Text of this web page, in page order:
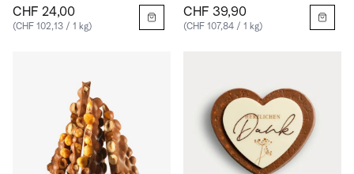
CHF 24,00
(CHF 102,13 / 1 kg)
CHF 39,90
(CHF 107,84 / 1 kg)